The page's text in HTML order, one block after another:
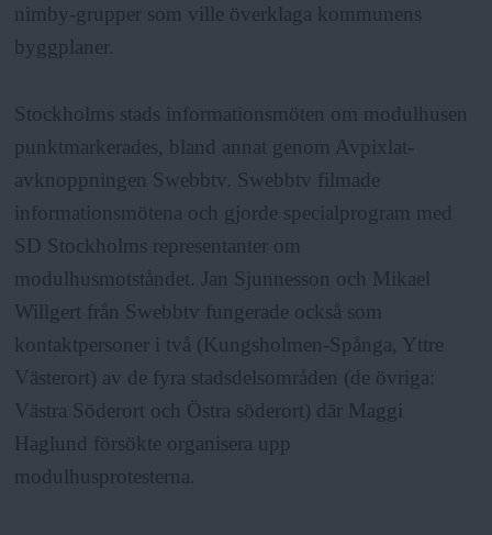
nimby-grupper som ville överklaga kommunens
byggplaner.
Stockholms stads informationsmöten om modulhusen
punktmarkerades, bland annat genom Avpixlat-
avknoppningen Swebbtv. Swebbtv filmade
informationsmötena och gjorde specialprogram med
SD Stockholms representanter om
modulhusmotståndet. Jan Sjunnesson och Mikael
Willgert från Swebbtv fungerade också som
kontaktpersoner i två (Kungsholmen-Spånga, Yttre
Västerort) av de fyra stadsdelsområden (de övriga:
Västra Söderort och Östra söderort) där Maggi
Haglund försökte organisera upp
modulhusprotesterna.